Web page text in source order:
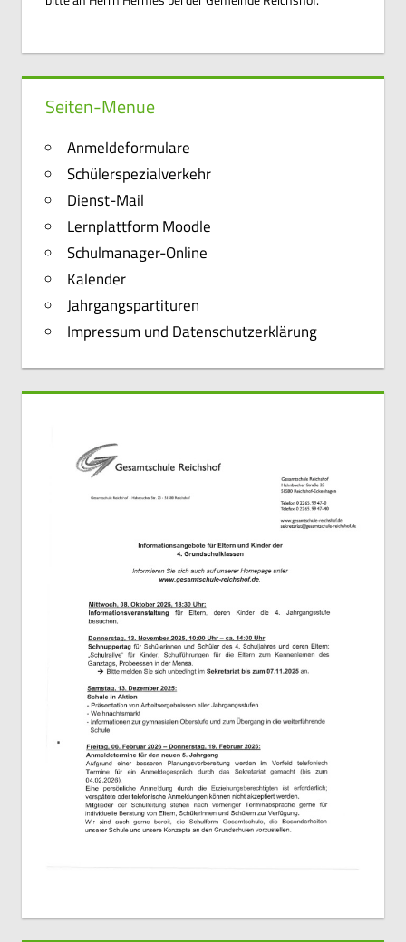
Seiten-Menue
Anmeldeformulare
Schülerspezialverkehr
Dienst-Mail
Lernplattform Moodle
Schulmanager-Online
Kalender
Jahrgangspartituren
Impressum und Datenschutzerklärung